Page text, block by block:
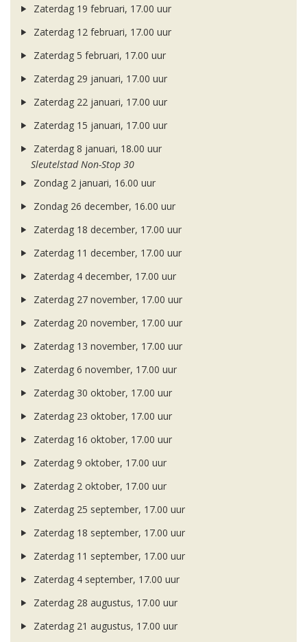
Zaterdag 19 februari, 17.00 uur
Zaterdag 12 februari, 17.00 uur
Zaterdag 5 februari, 17.00 uur
Zaterdag 29 januari, 17.00 uur
Zaterdag 22 januari, 17.00 uur
Zaterdag 15 januari, 17.00 uur
Zaterdag 8 januari, 18.00 uur
Sleutelstad Non-Stop 30
Zondag 2 januari, 16.00 uur
Zondag 26 december, 16.00 uur
Zaterdag 18 december, 17.00 uur
Zaterdag 11 december, 17.00 uur
Zaterdag 4 december, 17.00 uur
Zaterdag 27 november, 17.00 uur
Zaterdag 20 november, 17.00 uur
Zaterdag 13 november, 17.00 uur
Zaterdag 6 november, 17.00 uur
Zaterdag 30 oktober, 17.00 uur
Zaterdag 23 oktober, 17.00 uur
Zaterdag 16 oktober, 17.00 uur
Zaterdag 9 oktober, 17.00 uur
Zaterdag 2 oktober, 17.00 uur
Zaterdag 25 september, 17.00 uur
Zaterdag 18 september, 17.00 uur
Zaterdag 11 september, 17.00 uur
Zaterdag 4 september, 17.00 uur
Zaterdag 28 augustus, 17.00 uur
Zaterdag 21 augustus, 17.00 uur